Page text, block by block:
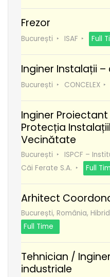
Frezor
București ISAF Full
Inginer Instalații
București CONCELEX
Inginer
Protecția
Vecinătate
București
ISPCF –
Căi Ferate S.A.
Full
Arhitect
București, România, Hibrid
Full Time
Tehnician /
industriale